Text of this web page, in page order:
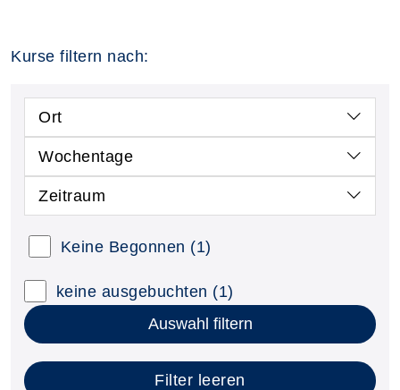
Kurse filtern nach:
Ort
Wochentage
Zeitraum
Keine Begonnen (1)
keine ausgebuchten (1)
Auswahl filtern
Filter leeren